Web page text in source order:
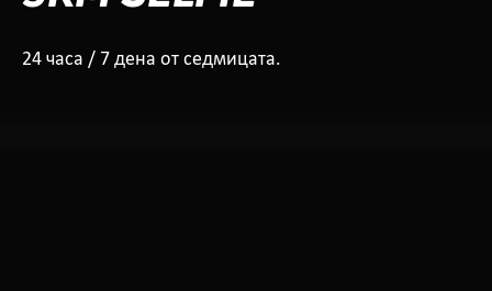
24 часа / 7 дена от седмицата.